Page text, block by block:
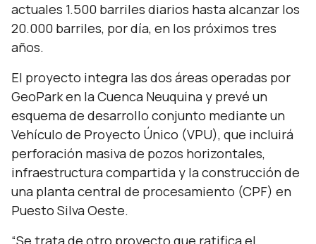
actuales 1.500 barriles diarios hasta alcanzar los
20.000 barriles, por día, en los próximos tres
años.
El proyecto integra las dos áreas operadas por
GeoPark en la Cuenca Neuquina y prevé un
esquema de desarrollo conjunto mediante un
Vehículo de Proyecto Único (VPU), que incluirá
perforación masiva de pozos horizontales,
infraestructura compartida y la construcción de
una planta central de procesamiento (CPF) en
Puesto Silva Oeste.
“Se trata de otro proyecto que ratifica el